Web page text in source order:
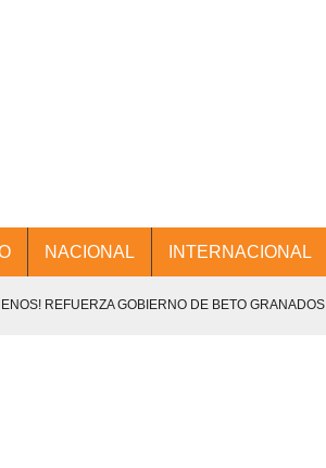
NACIONAL INTERNACIONAL
REFUERZA GOBIERNO DE BETO GRANADOS